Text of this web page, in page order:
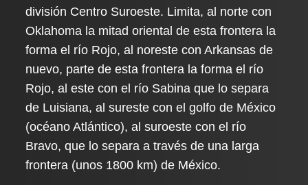
división Centro Suroeste. Limita, al norte con
Oklahoma la mitad oriental de esta frontera la
forma el río Rojo, al noreste con Arkansas de
nuevo, parte de esta frontera la forma el río
Rojo, al este con el río Sabina que lo separa
de Luisiana, al sureste con el golfo de México
(océano Atlántico), al suroeste con el río
Bravo, que lo separa a través de una larga
frontera (unos 1800 km) de México.